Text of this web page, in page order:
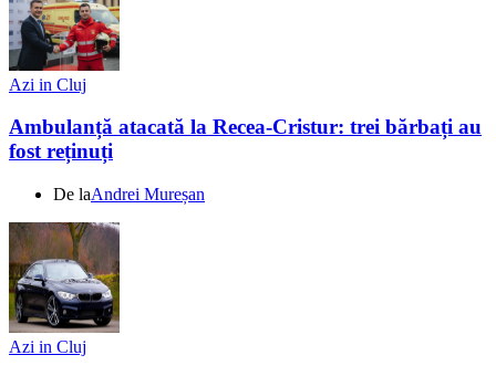
Azi in Cluj
Ambulanță atacată la Recea-Cristur: trei bărbați au
fost reținuți
De laAndrei Mureșan
Azi in Cluj